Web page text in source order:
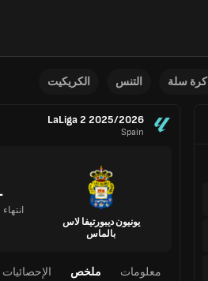
كرة سلة التنس الكريكيت
LaLiga 2 2025/2026
Spain
يونيون ديبورتيفا لاس
بالماس
معلومات ملخص الإحصائيات